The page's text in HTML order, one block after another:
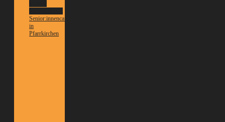
Senior:innencafé
in
Pfarrkirchen